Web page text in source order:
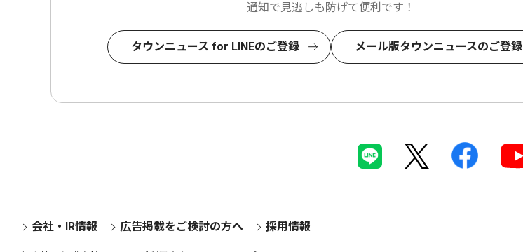
通知で見逃しも防げて便利です！
タウンニュース for LINEのご登録 メール版タウンニュースのご登録
会社・IR情報 広告掲載をご検討の方へ 採用情報